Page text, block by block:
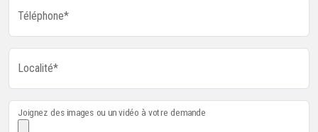
Téléphone*
Localité*
Joignez des images ou un vidéo à votre demande